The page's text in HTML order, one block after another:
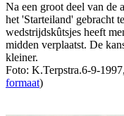
Na een groot deel van de
het 'Starteiland' gebracht
wedstrijdskûtsjes heeft
midden verplaatst. De
kleiner.
Foto: K.Terpstra.6-9-
formaat)